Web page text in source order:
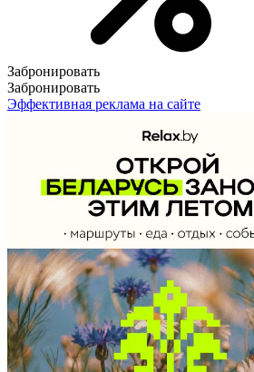
Забронировать
Забронировать
Эффективная реклама на сайте